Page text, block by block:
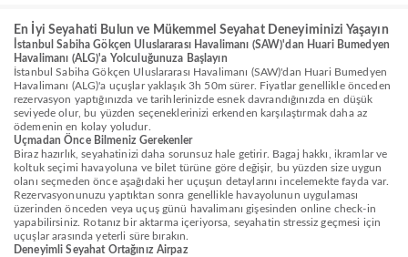
En İyi Seyahati Bulun ve Mükemmel Seyahat Deneyiminizi Yaşayın
İstanbul Sabiha Gökçen Uluslararası Havalimanı (SAW)'dan Huari Bumedyen
Havalimanı (ALG)'a Yolculuğunuza Başlayın
İstanbul Sabiha Gökçen Uluslararası Havalimanı (SAW)'dan Huari Bumedyen
Havalimanı (ALG)'a uçuşlar yaklaşık 3h 50m sürer. Fiyatlar genellikle önceden
rezervasyon yaptığınızda ve tarihlerinizde esnek davrandığınızda en düşük
seviyede olur, bu yüzden seçeneklerinizi erkenden karşılaştırmak daha az
ödemenin en kolay yoludur.
Uçmadan Önce Bilmeniz Gerekenler
Biraz hazırlık, seyahatinizi daha sorunsuz hale getirir. Bagaj hakkı, ikramlar ve
koltuk seçimi havayoluna ve bilet türüne göre değişir, bu yüzden size uygun
olanı seçmeden önce aşağıdaki her uçuşun detaylarını incelemekte fayda var.
Rezervasyonunuzu yaptıktan sonra genellikle havayolunun uygulaması
üzerinden önceden veya uçuş günü havalimanı gişesinden online check-in
yapabilirsiniz. Rotanız bir aktarma içeriyorsa, seyahatin stressiz geçmesi için
uçuşlar arasında yeterli süre bırakın.
Deneyimli Seyahat Ortağınız Airpaz